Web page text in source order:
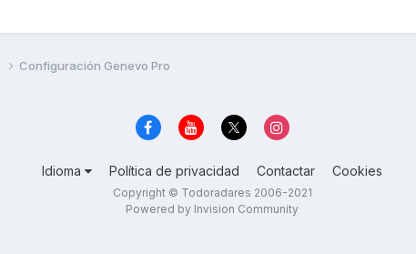
Configuración Genevo Pro
Idioma Política de privacidad Contactar Cookies
Copyright © Todoradares 2006-2021
Powered by Invision Community